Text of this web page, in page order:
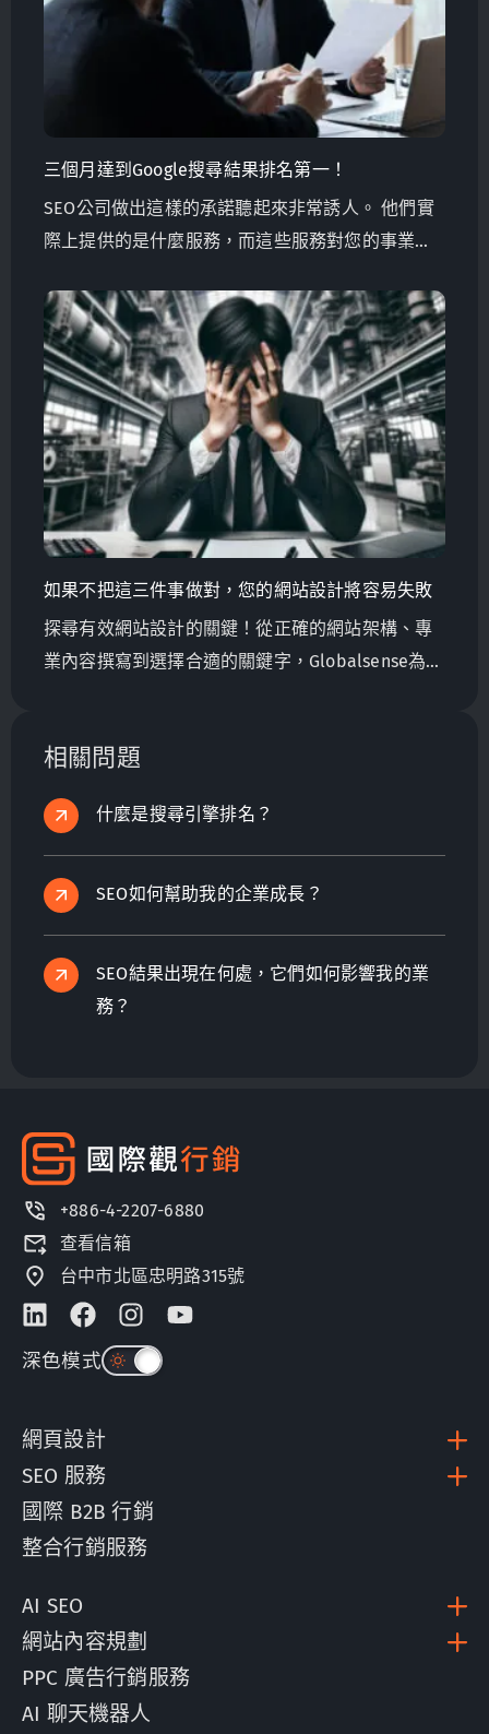
三個月達到Google搜尋結果排名第一！
SEO公司做出這樣的承諾聽起來非常誘人。 他們實
際上提供的是什麼服務，而這些服務對您的事業來
訊，幫助您自己決定這是否是您所需要的。
如果不把這三件事做對，您的網站設計將容易失敗
探尋有效網站設計的關鍵！從正確的網站架構、專
業內容撰寫到選擇合適的關鍵字，Globalsense為台
相關問題
什麼是搜尋引擎排名？
SEO如何幫助我的企業成長？
SEO結果出現在何處，它們如何影響我的業
務？
+886-4-2207-6880
查看信箱
台中市北區忠明路315號
深色模式
網頁設計
SEO 服務
國際 B2B 行銷
整合行銷服務
AI SEO
網站內容規劃
PPC 廣告行銷服務
AI 聊天機器人